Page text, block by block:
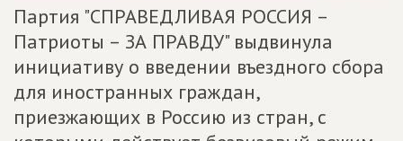
Партия "СПРАВЕДЛИВАЯ РОССИЯ –
Патриоты – ЗА ПРАВДУ" выдвинула
инициативу о введении въездного сбора
для иностранных граждан,
приезжающих в Россию из стран, с